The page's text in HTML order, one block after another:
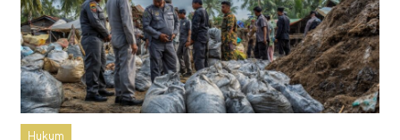
Hukum